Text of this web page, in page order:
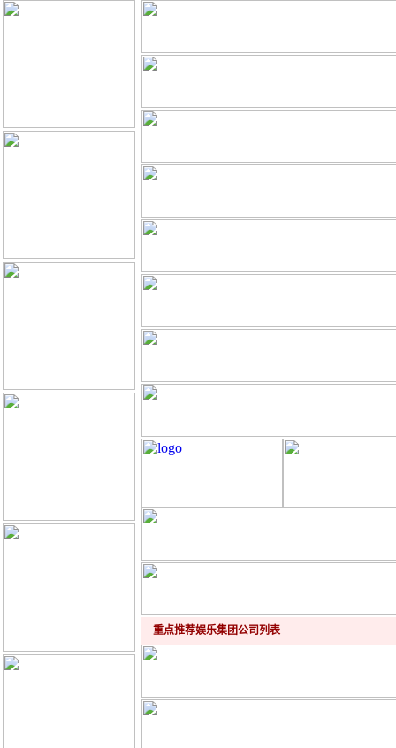
重点推荐娱乐集团公司列表